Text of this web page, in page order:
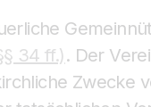
34 ff.). Der
Zwecke